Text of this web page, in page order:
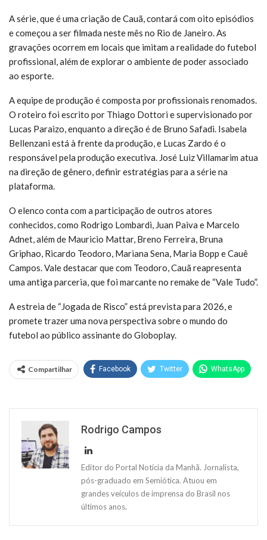
A série, que é uma criação de Cauã, contará com oito episódios
e começou a ser filmada neste mês no Rio de Janeiro. As
gravações ocorrem em locais que imitam a realidade do futebol
profissional, além de explorar o ambiente de poder associado
ao esporte.
A equipe de produção é composta por profissionais renomados.
O roteiro foi escrito por Thiago Dottori e supervisionado por
Lucas Paraizo, enquanto a direção é de Bruno Safadi. Isabela
Bellenzani está à frente da produção, e Lucas Zardo é o
responsável pela produção executiva. José Luiz Villamarim atua
na direção de gênero, definir estratégias para a série na
plataforma.
O elenco conta com a participação de outros atores
conhecidos, como Rodrigo Lombardi, Juan Paiva e Marcelo
Adnet, além de Mauricio Mattar, Breno Ferreira, Bruna
Griphao, Ricardo Teodoro, Mariana Sena, Maria Bopp e Cauê
Campos. Vale destacar que com Teodoro, Cauã reapresenta
uma antiga parceria, que foi marcante no remake de “Vale Tudo”.
A estreia de “Jogada de Risco” está prevista para 2026, e
promete trazer uma nova perspectiva sobre o mundo do
futebol ao público assinante do Globoplay.
Compartilhar Facebook Twitter WhatsApp
Rodrigo Campos
Editor do Portal Notícia da Manhã. Jornalista,
pós-graduado em Semiótica. Atuou em
grandes veículos de imprensa do Brasil nos
últimos anos.